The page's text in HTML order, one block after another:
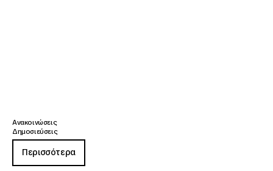
Ανακοινώσεις
Δημοσιεύσεις
Περισσότερα